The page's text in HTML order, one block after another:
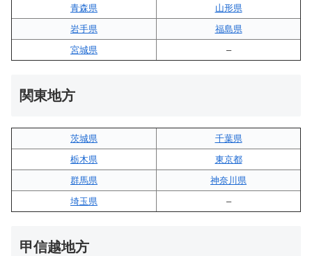
青森県
山形県
岩手県
福島県
宮城県
–
関東地方
茨城県
千葉県
栃木県
東京都
群馬県
神奈川県
埼玉県
–
甲信越地方